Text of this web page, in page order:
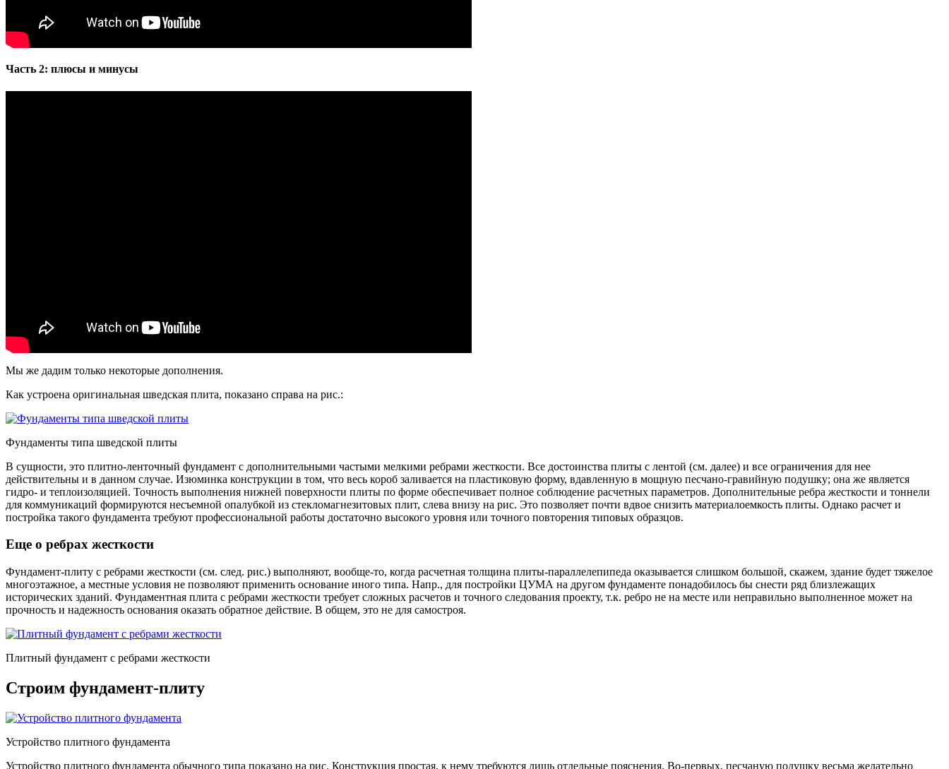
Часть 2: плюсы и минусы
Мы же дадим только некоторые дополнения.
Как устроена оригинальная шведская плита, показано справа на рис.:
Фундаменты типа шведской плиты
В сущности, это плитно-ленточный фундамент с дополнительными частыми мелкими ребрами жесткости. Все достоинства плиты с лентой (см. далее) и все ограничения для нее
действительны и в данном случае. Изюминка конструкции в том, что весь короб заливается на пластиковую форму, вдавленную в мощную песчано-гравийную подушку; она же является
гидро- и теплоизоляцией. Точность выполнения нижней поверхности плиты по форме обеспечивает полное соблюдение расчетных параметров. Дополнительные ребра жесткости и тоннели
для коммуникаций формируются несъемной опалубкой из стекломагнезитовых плит, слева внизу на рис. Это позволяет почти вдвое снизить материалоемкость плиты. Однако расчет и
постройка такого фундамента требуют профессиональной работы достаточно высокого уровня или точного повторения типовых образцов.
Еще о ребрах жесткости
Фундамент-плиту с ребрами жесткости (см. след. рис.) выполняют, вообще-то, когда расчетная толщина плиты-параллелепипеда оказывается слишком большой, скажем, здание будет тяжелое
многоэтажное, а местные условия не позволяют применить основание иного типа. Напр., для постройки ЦУМА на другом фундаменте понадобилось бы снести ряд близлежащих
исторических зданий. Фундаментная плита с ребрами жесткости требует сложных расчетов и точного следования проекту, т.к. ребро не на месте или неправильно выполненное может на
прочность и надежность основания оказать обратное действие. В общем, это не для самостроя.
Плитный фундамент с ребрами жесткости
Строим фундамент-плиту
Устройство плитного фундамента
Устройство плитного фундамента обычного типа показано на рис. Конструкция простая, к нему требуются лишь отдельные пояснения. Во-первых, песчаную подушку весьма желательно